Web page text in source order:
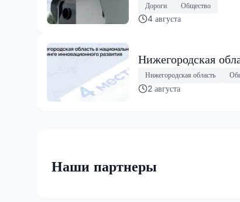
Дороги Общество
4 августа
Нижегородская
Нижегородская область
2 августа
Наши партнеры